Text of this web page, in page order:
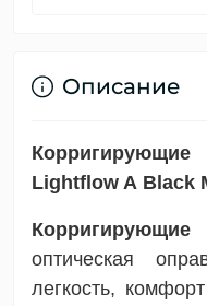
Описание
Lightflow A Black
оптическая
легкость,